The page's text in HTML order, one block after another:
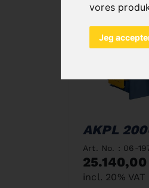
vores
Jeg
AKPL
Art. No. : 06-
incl. 20% VAT